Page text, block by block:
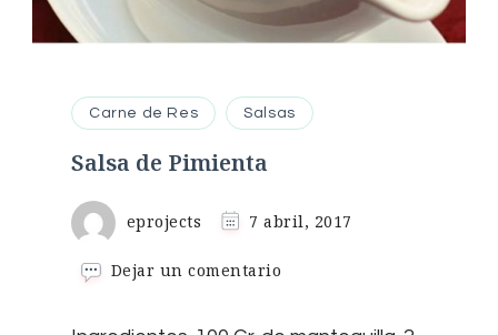
Carne de Res Salsas
Salsa de Pimienta
eprojects 7 abril, 2017
Dejar un comentario